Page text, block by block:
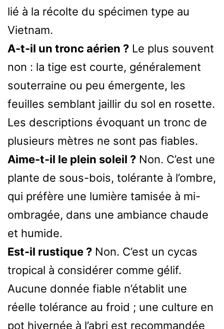
lié à la récolte du spécimen type au
Vietnam.
A-t-il un tronc aérien ? Le plus souvent
non : la tige est courte, généralement
souterraine ou peu émergente, les
feuilles semblant jaillir du sol en rosette.
Les descriptions évoquant un tronc de
plusieurs mètres ne sont pas fiables.
Aime-t-il le plein soleil ? Non. C’est une
plante de sous-bois, tolérante à l’ombre,
qui préfère une lumière tamisée à mi-
ombragée, dans une ambiance chaude
et humide.
Est-il rustique ? Non. C’est un cycas
tropical à considérer comme gélif.
Aucune donnée fiable n’établit une
réelle tolérance au froid ; une culture en
pot hivernée à l’abri est recommandée